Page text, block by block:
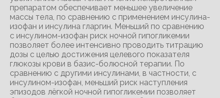
препаратом обеспечивает меньшее увеличение
массы тела, по сравнению с применением инсулина-
изофан и инсулина гларгин. Меньший по сравнению
с инсулином-изофан риск ночной гипогликемии
позволяет более интенсивно проводить титрацию
дозы с целью достижения целевого показателя
глюкозы крови в базис-болюсной терапии. По
сравнению с другими инсулинами, в частности, с
инсулином-изофан, меньший риск наступления
эпизодов лёгкой ночной гипогликемии позволяет